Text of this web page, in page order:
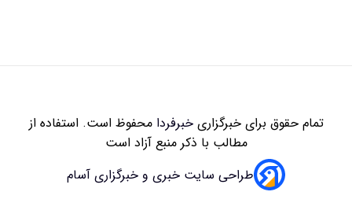
تمام حقوق برای خبرگزاریخبرفردامحفوظ است. استفاده از
مطالب با ذکر منبع آزاد است
طراحی سایت خبری و خبرگزاری آسام